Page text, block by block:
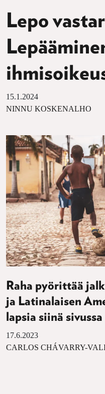
Lepo
15.1.2024
NINNU KOSKENALHO
Raha pyörittää
ja Latinalaisen
lapsia siinä sivussa
17.6.2023
CARLOS CHÁVARRY-